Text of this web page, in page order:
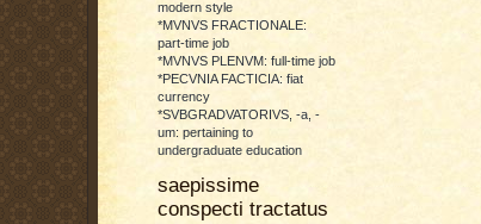
modern style
*MVNVS FRACTIONALE:
part-time job
*MVNVS PLENVM: full-time job
*PECVNIA FACTICIA: fiat
currency
*SVBGRADVATORIVS, -a, -
um: pertaining to
undergraduate education
saepissime
conspecti tractatus